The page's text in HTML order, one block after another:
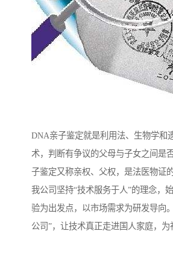
DNA亲子鉴定就是利用法、生物学和
术，判断有争议的父母与子女之间是
子鉴定又称亲权、父权，是法医物证
我公司坚持“技术服务于人”的理念，
验为出发点，以市场需求为研发导向
公司”，让技术真正走进国人家庭，为